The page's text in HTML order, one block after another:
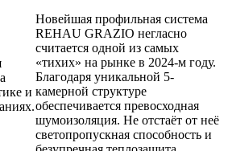
и
Новейшая профильная система
REHAU GRAZIO негласно
считается одной из самых
«тихих» на рынке в 2024-м году.
Благодаря уникальной 5-
камерной структуре
обеспечивается превосходная
шумоизоляция. Не отстаёт от неё
светопропускная способность и